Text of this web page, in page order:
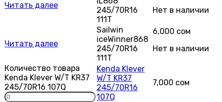
Читать далее
245/70R16
111T
Нет в наличии
Читать далее
Sailwin
iceWinner868
245/70R16
111T
6,000 сом
Нет в наличии
Количество товара
Kenda Klever W/T KR37
245/70R16 107Q
Kenda Klever
W/T KR37
245/70R16
107Q
7,000 сом